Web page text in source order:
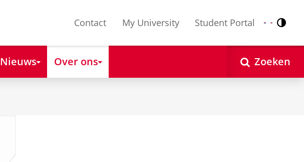
Contact My University Student Portal Nederlands
English
Nieuws Over ons Zoeken